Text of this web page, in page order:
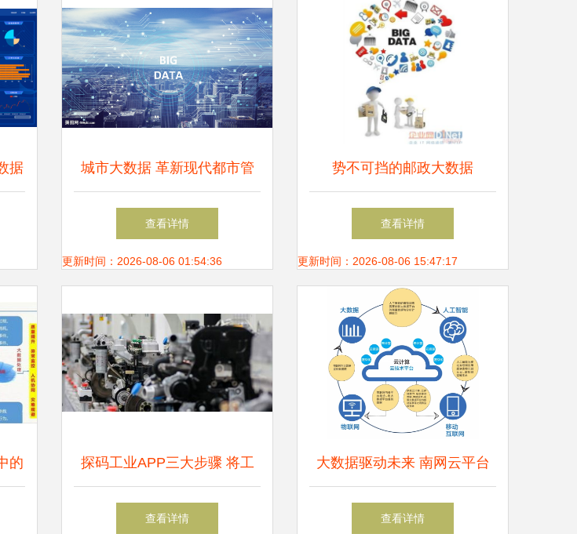
据 城市大数据 革新现代都市管
理与发展
查看详情
更新时间：2026-08-06 01:54:36
势不可挡的邮政大数据
查看详情
更新时间：2026-08-06 15:47:17
的 探码工业APP三大步骤 将工
业大数据转化为摸得到的财富
查看详情
大数据驱动未来 南网云平台
正式投入运行，赋能智慧能源
查看详情